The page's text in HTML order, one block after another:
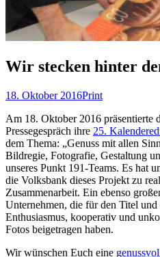
Wir stecken hinter
18. Oktober 2016Print
Am 18. Oktober 2016 präsentierte
Pressegespräch ihre 25.
dem Thema: „Genuss mit allen
Bildregie, Fotografie, Gestaltung
unseres Punkt 191-Teams. Es hat
die Volksbank dieses Projekt zu
Zusammenarbeit. Ein ebenso
Unternehmen, die für den Titel
Enthusiasmus, kooperativ und
Fotos beigetragen haben.
Wir wünschen Euch eine